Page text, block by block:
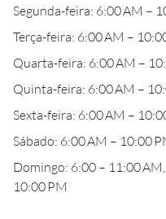
Segunda-feira: 6:00 AM –
Terça-feira: 6:00 AM –
Quarta-feira: 6:00 AM –
Quinta-feira: 6:00 AM –
Sexta-feira: 6:00 AM –
Sábado: 6:00 AM – 10:00
Domingo: 6:00 – 11:00
10:00 PM